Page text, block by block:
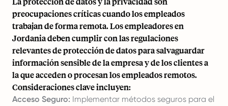
preocupaciones críticas cuando los empleados
trabajan de forma remota. Los empleadores en
Jordania deben cumplir con las regulaciones
relevantes de protección de datos para salvaguardar
información sensible de la empresa y de los clientes a
la que acceden o procesan los empleados remotos.
Consideraciones clave incluyen:
Acceso Seguro: Implementar métodos seguros para el